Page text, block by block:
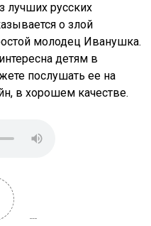
лучших русских
о злой
молодец Иванушка.
детям в
послушать ее на
в хорошем качестве.